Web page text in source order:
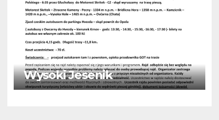
Wysoki Jesenik